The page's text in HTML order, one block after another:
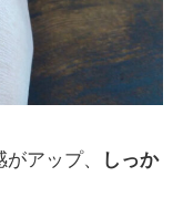
アップ、
しっか